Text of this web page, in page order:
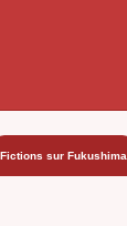
Fictions sur Fukushima